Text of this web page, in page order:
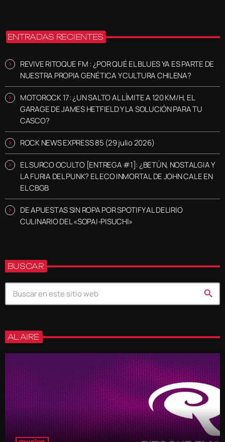
ENTRADAS RECIENTES
REVIVE RITOQUE FM : ¿POR QUÉ EL BLUES YA ES PARTE DE
NUESTRA PROPIA GENÉTICA Y CULTURA CHILENA?
MOTOROCK 17: ¿UN SALTO AL LÍMITE A 120 KM/H, EL
GARAGE DE JAMES HETFIELD Y LA SOLUCIÓN PARA TU
CASCO?
ROCK NEWS EXPRESS 85 (29 julio 2026)
EL SURCO OCULTO [ENTREGA #1]: ¿BETÚN, NOSTALGIA Y
LA FURIA DEL PUNK? EL ECO INMORTAL DE JOHN CALE EN
EL CBGB
DE APUESTAS SIN ROPA POR SPOTIFY AL DELIRIO
CULINARIO DEL «SOPAI-PISUCHI»
BUSCAR
search
AL AIRE